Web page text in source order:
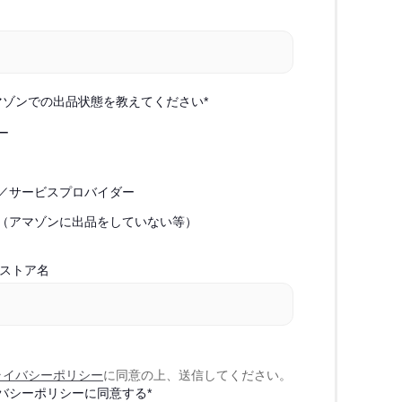
ンでの出品状態を教えてください*
サービスプロバイダー
アマゾンに出品をしていない等）
トア名
バシーポリシーに同意の上、送信してください。
シーポリシーに同意する*